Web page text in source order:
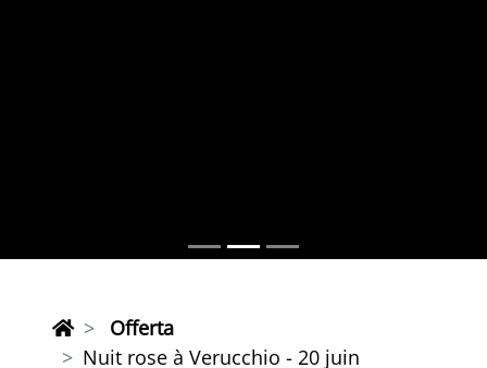
Offerta
Nuit rose à Verucchio - 20 juin